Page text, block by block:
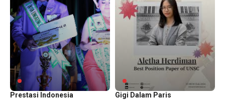
Yayasan Sahabat Pemuda
Prestasi Indonesia
Mahasiswa Indonesia Unjuk
Gigi Dalam Paris